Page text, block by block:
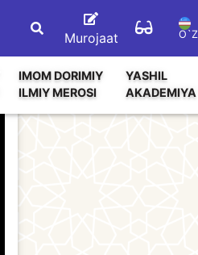
Murojaat O`Z
IMOM DORIMIY
ILMIY MEROSI
YASHIL
AKADEMIYA